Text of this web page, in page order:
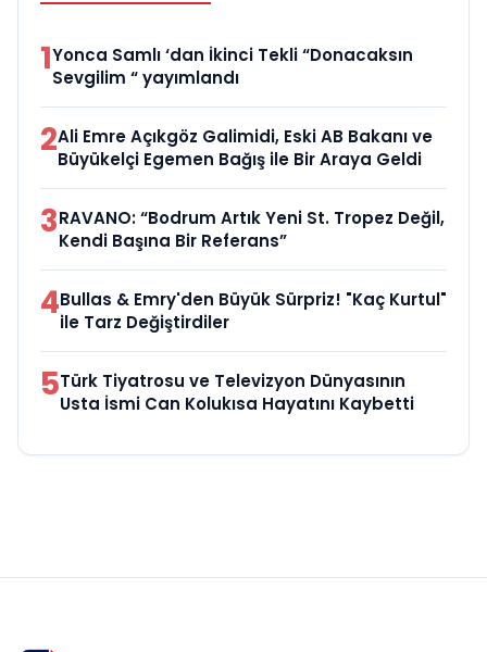
1Yonca Samlı ‘dan İkinci Tekli “Donacaksın
Sevgilim “ yayımlandı
2Ali Emre Açıkgöz Galimidi, Eski AB Bakanı ve
Büyükelçi Egemen Bağış ile Bir Araya Geldi
3RAVANO: “Bodrum Artık Yeni St. Tropez Değil,
Kendi Başına Bir Referans”
4Bullas & Emry'den Büyük Sürpriz! "Kaç Kurtul"
ile Tarz Değiştirdiler
5Türk Tiyatrosu ve Televizyon Dünyasının
Usta İsmi Can Kolukısa Hayatını Kaybetti